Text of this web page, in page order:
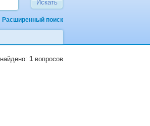
Расширенный поиск
найдено: 1 вопросов